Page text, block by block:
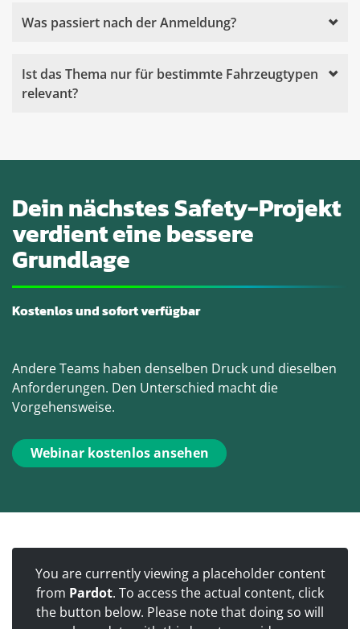
Was passiert nach der Anmeldung?
Ist das Thema nur für bestimmte Fahrzeugtypen
relevant?
Dein nächstes Safety-Projekt
verdient eine bessere
Grundlage
Kostenlos und sofort verfügbar
Andere Teams haben denselben Druck und dieselben
Anforderungen. Den Unterschied macht die
Vorgehensweise.
Webinar kostenlos ansehen
You are currently viewing a placeholder content
from Pardot. To access the actual content, click
the button below. Please note that doing so will